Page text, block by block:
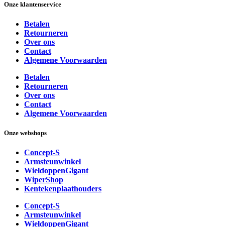
Onze klantenservice
Betalen
Retourneren
Over ons
Contact
Algemene Voorwaarden
Betalen
Retourneren
Over ons
Contact
Algemene Voorwaarden
Onze webshops
Concept-S
Armsteunwinkel
WieldoppenGigant
WiperShop
Kentekenplaathouders
Concept-S
Armsteunwinkel
WieldoppenGigant